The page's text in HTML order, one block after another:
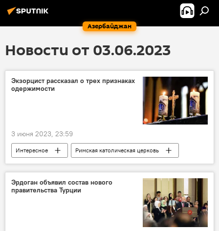
Азербайджан
Новости от 03.06.2023
Экзорцист рассказал о трех признаках
одержимости
3 июня 2023, 23:59
Интересное
Римская католическая церковь
Экзорцизм
одержимость
Эрдоган объявил состав нового
правительства Турции